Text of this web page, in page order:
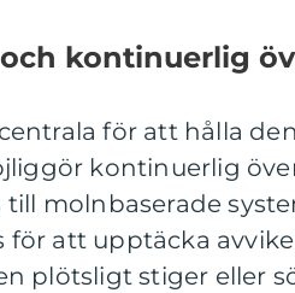
kontinuerlig
för att hålla
kontinuerlig
till molnbaserade
för att upptäcka
plötsligt stiger eller